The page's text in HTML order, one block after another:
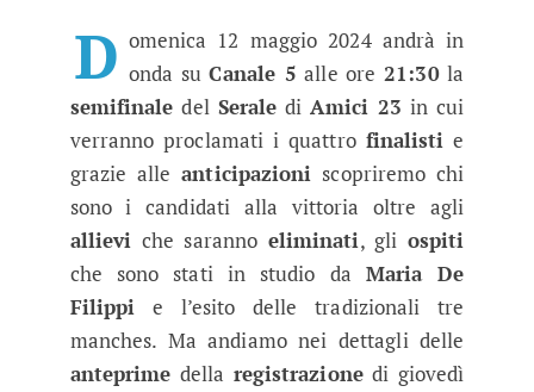
Anticipazioni Serale Amici 23,
D omenica 12 maggio 2024 andrà in
onda suCanale 5 alle ore21:30la
semifinale del Serale diAmici 23 in cui
verranno proclamati i quattro finalisti e
grazie alleanticipazioni scopriremo chi
sono i candidati alla vittoria oltre agli
allievi che saranno eliminati, gli ospiti
che sono stati in studio da Maria De
Filippi e l’esito delle tradizionali tre
manches. Ma andiamo nei dettagli delle
anteprime della registrazionedi giovedì